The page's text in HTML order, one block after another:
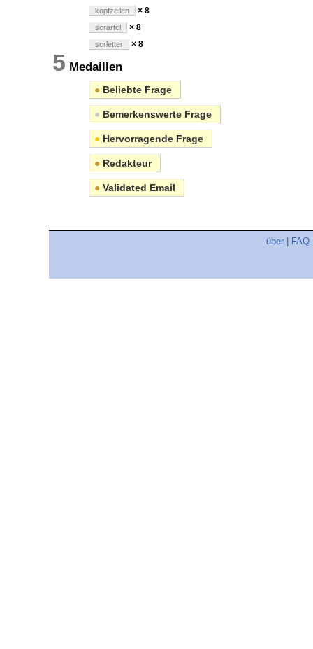
kopfzeilen × 8
scrartcl × 8
scrletter × 8
5 Medaillen
● Beliebte Frage
● Bemerkenswerte Frage
● Hervorragende Frage
● Redakteur
● Validated Email
über FAQ